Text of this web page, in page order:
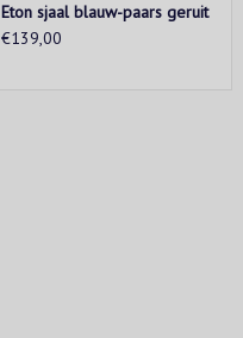
Eton sjaal blauw-paars geruit
€139,00